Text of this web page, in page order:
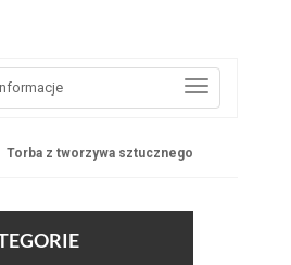
Torba z tworzywa sztucznego